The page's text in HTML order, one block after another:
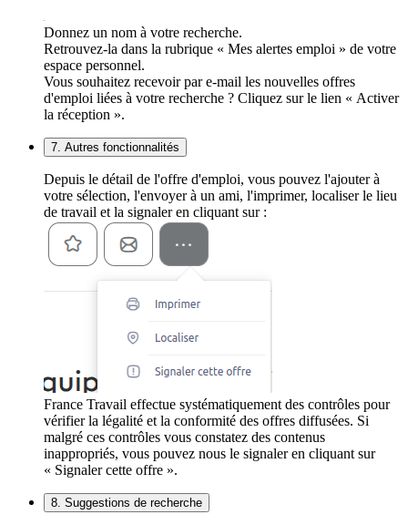
Donnez un nom à votre recherche.
Retrouvez-la dans la rubrique « Mes alertes emploi » de votre
espace personnel.
Vous souhaitez recevoir par e-mail les nouvelles offres
d'emploi liées à votre recherche ? Cliquez sur le lien « Activer
la réception ».
7. Autres fonctionnalités
Depuis le détail de l'offre d'emploi, vous pouvez l'ajouter à
votre sélection, l'envoyer à un ami, l'imprimer, localiser le lieu
de travail et la signaler en cliquant sur :
France Travail effectue systématiquement des contrôles pour
vérifier la légalité et la conformité des offres diffusées. Si
malgré ces contrôles vous constatez des contenus
inappropriés, vous pouvez nous le signaler en cliquant sur
« Signaler cette offre ».
8. Suggestions de recherche